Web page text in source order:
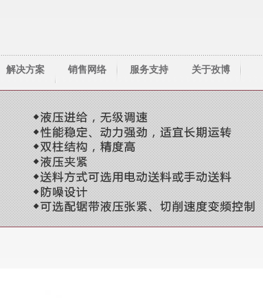
解决方案
技术资料
销售网络 服务支持
资料下载
人才服务
常见问题
锯齿选择
联系我们
关于孜博